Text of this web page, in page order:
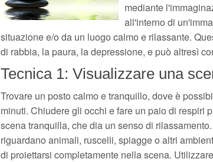
mediante
all'interno di
situazione e/o da un luogo calmo e rilassante.
di rabbia, la paura, la depressione, e può altresì
Tecnica 1: Visualizzare una
Trovare un posto calmo e tranquillo, dove è
minuti. Chiudere gli occhi e fare un paio di respiri
scena tranquilla, che dia un senso di
riguardano animali, ruscelli, spiagge o altri
di proiettarsi completamente nella scena.